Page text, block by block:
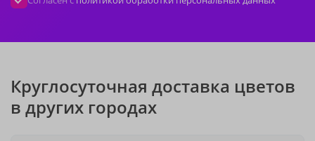
Круглосуточная доставка цветов
в других городах